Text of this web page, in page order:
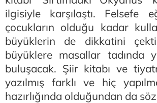
ilgisiyle karşılaştı. Felsefe
çocukların olduğu kadar
büyüklerin de dikkatini
büyüklere masallar tadında
buluşacak. Şiir kitabı ve
yazılmış farklı ve hiç
hazırlığında olduğundan da